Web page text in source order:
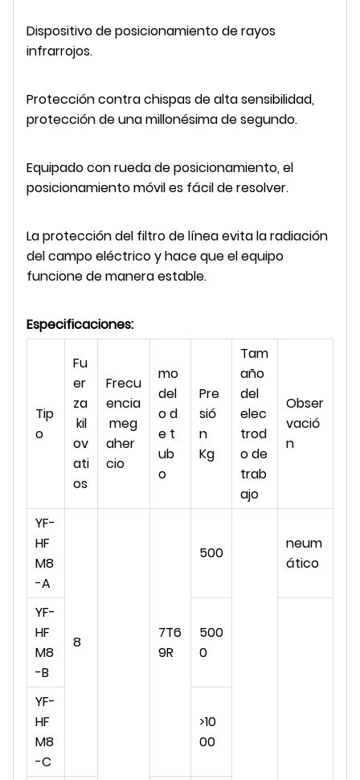
Dispositivo de posicionamiento de rayos
infrarrojos.
Protección contra chispas de alta sensibilidad,
protección de una millonésima de segundo.
Equipado con rueda de posicionamiento, el
posicionamiento móvil es fácil de resolver.
La protección del filtro de línea evita la radiación
del campo eléctrico y hace que el equipo
funcione de manera estable.
Especificaciones:
Tip
o
Fu
er
za
kil
ov
ati
os
Frecu
encia
meg
aher
cio
mo
del
o d
e t
ub
o
Pre
sió
n
Kg
Tam
año
del
elec
trod
o de
trab
ajo
Obser
vació
n
YF-
HF
M8
-A
8
7T6
9R
500
neum
ático
YF-
HF
M8
-B
500
0
YF-
HF
M8
-C
>10
00